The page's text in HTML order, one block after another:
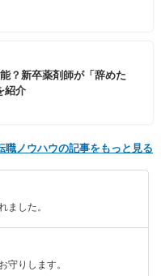
？新卒薬剤師が「辞めた
紹介
職ノウハウの記事をもっと見る
ました。
守りします。